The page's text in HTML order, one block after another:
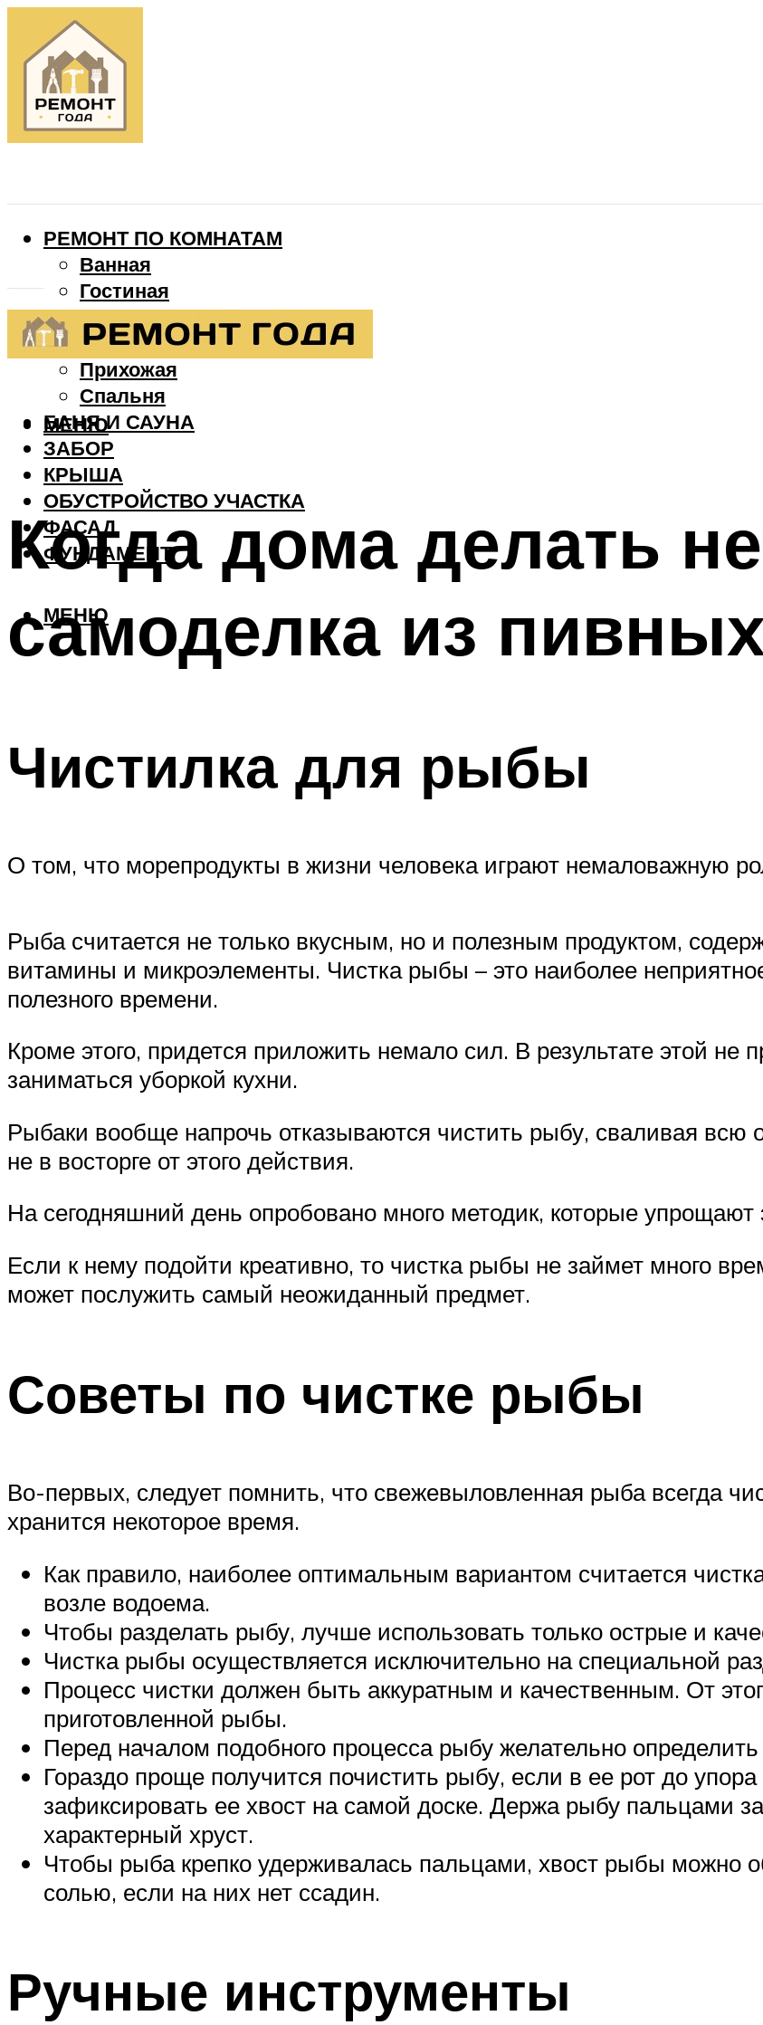
РЕМОНТ ПО КОМНАТАМ
Ванная
Гостиная
Детская
Кухня
Прихожая
Спальня
БАНЯ И САУНА
ЗАБОР
КРЫША
ОБУСТРОЙСТВО УЧАСТКА
ФАСАД
ФУНДАМЕНТ
МЕНЮ
МЕНЮ
Когда дома делать
самоделка из
Чистилка для рыбы
О том, что морепродукты в жизни человека играют немаловажную
Рыба считается не только вкусным, но и полезным продуктом,
витамины и микроэлементы. Чистка рыбы – это наиболее
полезного времени.
Кроме этого, придется приложить немало сил. В результате этой не
заниматься уборкой кухни.
Рыбаки вообще напрочь отказываются чистить рыбу, сваливая всю
не в восторге от этого действия.
На сегодняшний день опробовано много методик, которые упрощают
Если к нему подойти креативно, то чистка рыбы не займет много
может послужить самый неожиданный предмет.
Советы по чистке рыбы
Во-первых, следует помнить, что свежевыловленная рыба всегда
хранится некоторое время.
Как правило, наиболее оптимальным вариантом считается
возле водоема.
Чтобы разделать рыбу, лучше использовать только острые и
Чистка рыбы осуществляется исключительно на специальной
Процесс чистки должен быть аккуратным и качественным. От
приготовленной рыбы.
Перед началом подобного процесса рыбу желательно
Гораздо проще получится почистить рыбу, если в ее рот до
зафиксировать ее хвост на самой доске. Держа рыбу пальцами
характерный хруст.
Чтобы рыба крепко удерживалась пальцами, хвост рыбы можно
солью, если на них нет ссадин.
Ручные инструменты